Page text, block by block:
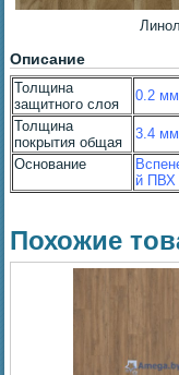
Описание
Толщина
защитного слоя
0.2 мм
Толщина
покрытия общая
3.4 мм
Основание
й ПВХ
Похожие